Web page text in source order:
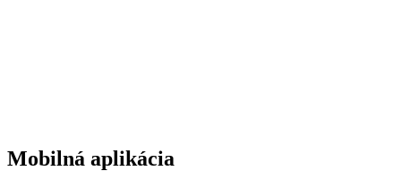
Mobilná aplikácia